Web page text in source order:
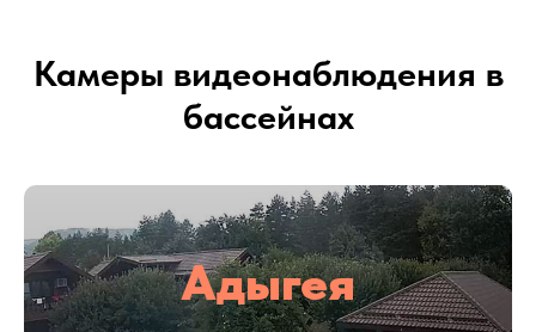
Камеры видеонаблюдения в
бассейнах
Адыгея